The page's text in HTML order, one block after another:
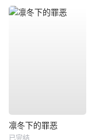
凛冬下的罪恶
已完结